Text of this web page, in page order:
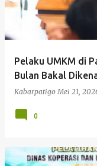
Pelaku UMKM di
Bulan Bakal
Kabarpatigo Mei 21,
0